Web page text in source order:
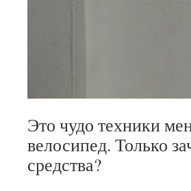
Это чудо техники
велосипед. Только
средства?